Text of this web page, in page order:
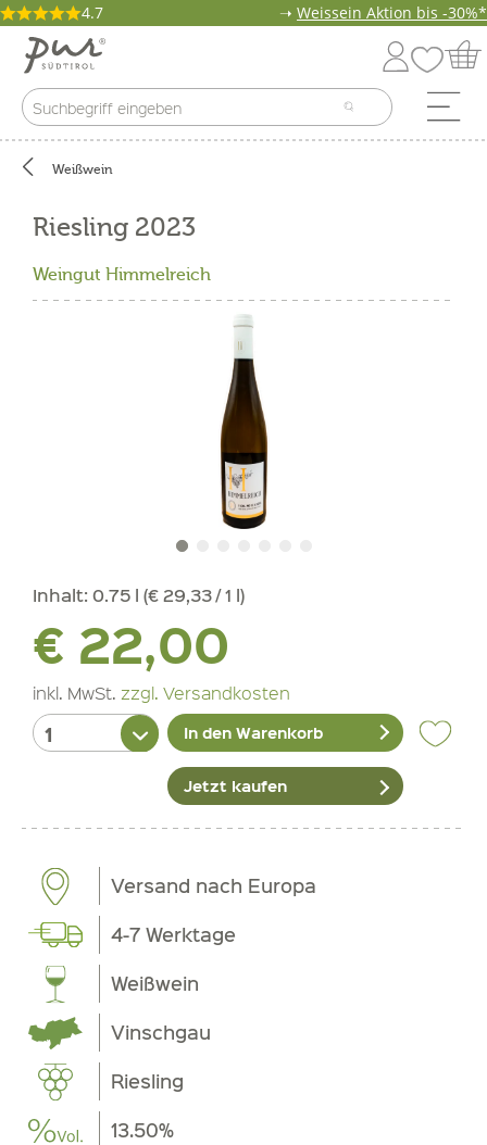
4.7 ➝ Weissein Aktion bis -30%*
Weißwein
Riesling 2023
Weingut Himmelreich
Inhalt: 0.75 l (€ 29,33 / 1 l)
€ 22,00
inkl. MwSt. zzgl. Versandkosten
In den Warenkorb
Jetzt kaufen
Versand nach Europa
4-7 Werktage
Weißwein
Vinschgau
Riesling
13.50%